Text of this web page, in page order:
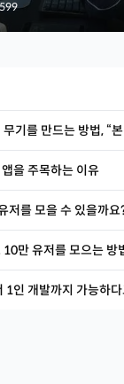
599
기를 만드는 방법, “
을 주목하는 이유
저를 모을 수 있을까요
만 유저를 모으는 방
1인 개발까지 가능하